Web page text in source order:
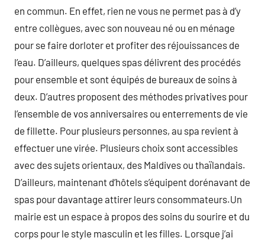
en commun. En effet, rien ne vous ne permet pas à d’y
entre collègues, avec son nouveau né ou en ménage
pour se faire dorloter et profiter des réjouissances de
l’eau. D’ailleurs, quelques spas délivrent des procédés
pour ensemble et sont équipés de bureaux de soins à
deux. D’autres proposent des méthodes privatives pour
l’ensemble de vos anniversaires ou enterrements de vie
de fillette. Pour plusieurs personnes, au spa revient à
effectuer une virée. Plusieurs choix sont accessibles
avec des sujets orientaux, des Maldives ou thaïlandais.
D’ailleurs, maintenant d’hôtels s’équipent dorénavant de
spas pour davantage attirer leurs consommateurs.Un
mairie est un espace à propos des soins du sourire et du
corps pour le style masculin et les filles. Lorsque j’ai